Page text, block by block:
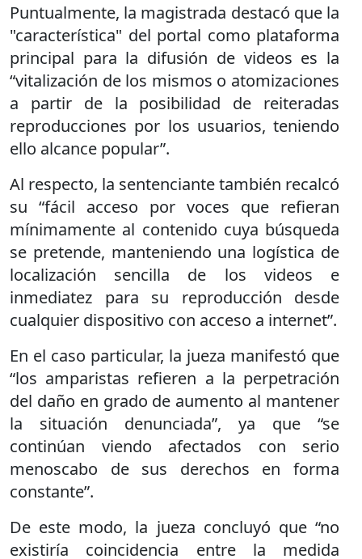
Puntualmente, la magistrada destacó que la
"característica" del portal como plataforma
principal para la difusión de videos es la
“vitalización de los mismos o atomizaciones
a partir de la posibilidad de reiteradas
reproducciones por los usuarios, teniendo
ello alcance popular”.
Al respecto, la sentenciante también recalcó
su “fácil acceso por voces que refieran
mínimamente al contenido cuya búsqueda
se pretende, manteniendo una logística de
localización sencilla de los videos e
inmediatez para su reproducción desde
cualquier dispositivo con acceso a internet”.
En el caso particular, la jueza manifestó que
“los amparistas refieren a la perpetración
del daño en grado de aumento al mantener
la situación denunciada”, ya que “se
continúan viendo afectados con serio
menoscabo de sus derechos en forma
constante”.
De este modo, la jueza concluyó que “no
existiría coincidencia entre la medida